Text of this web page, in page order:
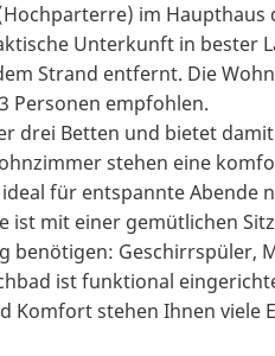
im
Unterkunft in bester
Strand entfernt. Die
Personen empfohlen.
drei Betten und bietet
stehen eine
für entspannte Abende
ist mit einer gemütlichen
benötigen:
ist funktional
Komfort stehen Ihnen viele